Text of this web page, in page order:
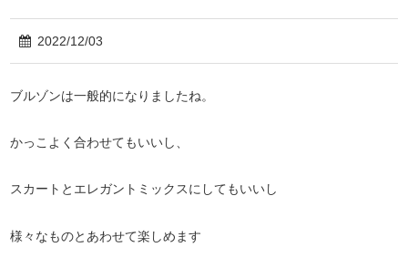
2022/12/03
ブルゾンは一般的になりましたね。
かっこよく合わせてもいいし、
スカートとエレガントミックスにしてもいいし
様々なものとあわせて楽しめます